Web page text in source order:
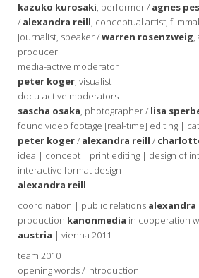
kazuko kurosaki, performer / agnes
/ alexandra reill, conceptual artist,
journalist, speaker /warren rosenzweig,
producer
media-active moderator
peter koger, visualist
docu-active moderators
sascha osaka, photographer / lisa
found video footage [real-time] editing |
peter koger/ alexandra reill /
idea | concept | print editing | design of
interactive format design
alexandra reill
coordination | public relations alexandra
production kanonmedia in cooperation
austria | vienna 2011
team 2010
opening words / introduction